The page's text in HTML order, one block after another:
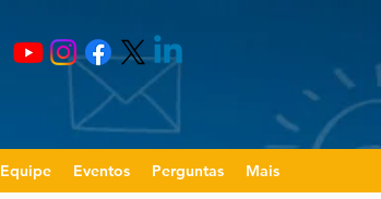
Equipe Eventos Perguntas Mais